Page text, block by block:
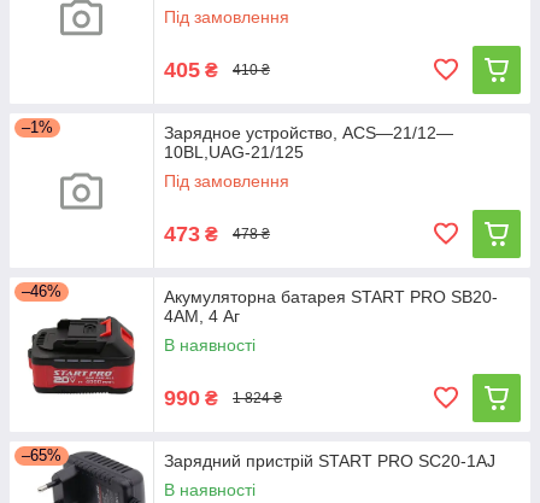
Під замовлення
405 ₴ 410 ₴
–1%
Зарядное устройство, ACS—21/12—
10BL,UAG-21/125
Під замовлення
473 ₴ 478 ₴
–46%
Акумуляторна батарея START PRO SB20-
4AM, 4 Аг
В наявності
990 ₴ 1 824 ₴
–65%
Зарядний пристрій START PRO SC20-1AJ
В наявності